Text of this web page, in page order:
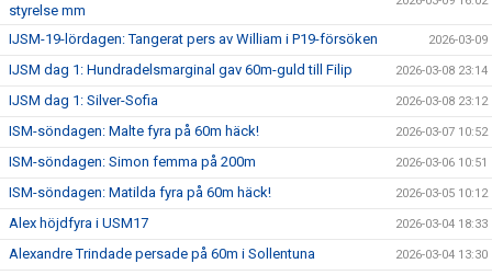
styrelse mm
IJSM-19-lördagen: Tangerat pers av William i P19-försöken 2026-03-09
IJSM dag 1: Hundradelsmarginal gav 60m-guld till Filip 2026-03-08 23:14
IJSM dag 1: Silver-Sofia 2026-03-08 23:12
ISM-söndagen: Malte fyra på 60m häck! 2026-03-07 10:52
ISM-söndagen: Simon femma på 200m 2026-03-06 10:51
ISM-söndagen: Matilda fyra på 60m häck! 2026-03-05 10:12
Alex höjdfyra i USM17 2026-03-04 18:33
Alexandre Trindade persade på 60m i Sollentuna 2026-03-04 13:30